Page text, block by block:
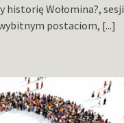
historię Wołomina?, sesji
postaciom, [...]